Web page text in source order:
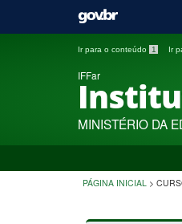
Ir para o conteúdo 1 Ir
IFFar
MINISTÉRIO DA
PÁGINA INICIAL >